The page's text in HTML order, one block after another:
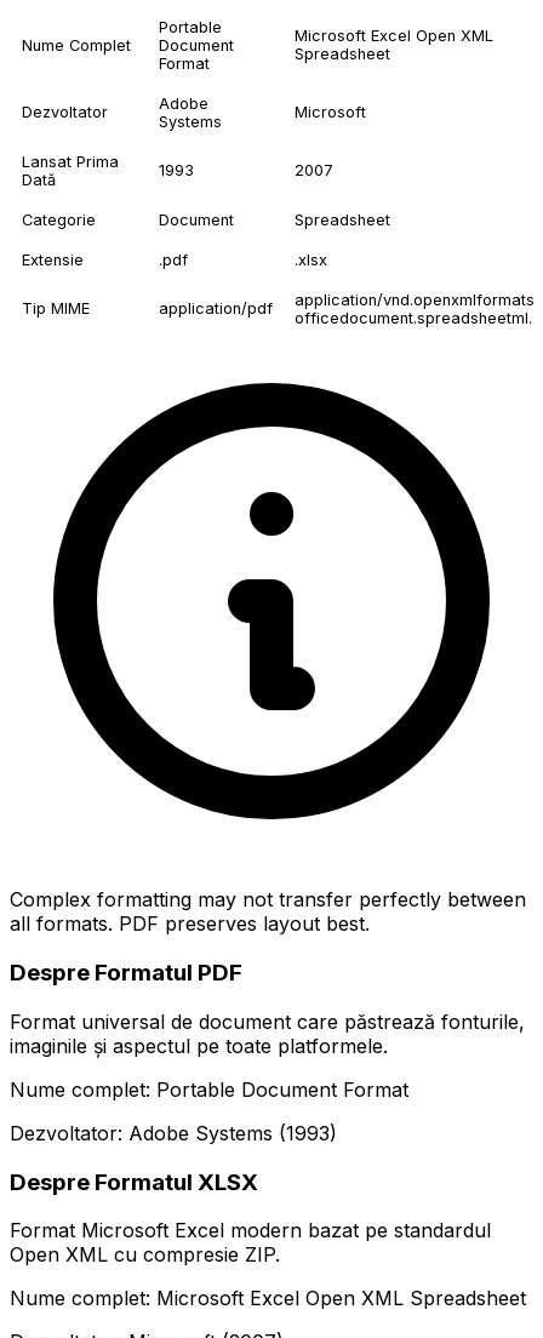
Nume Complet
Portable
Document
Format
Microsoft Excel Open XML
Spreadsheet
Dezvoltator
Adobe
Systems
Microsoft
Lansat Prima
Dată
1993 2007
Categorie Document Spreadsheet
Extensie .pdf .xlsx
Tip MIME application/pdf
application/vnd.openxmlformats-
Complex formatting may not transfer perfectly between
all formats. PDF preserves layout best.
Despre Formatul PDF
Format universal de document care păstrează fonturile,
imaginile și aspectul pe toate platformele.
Nume complet: Portable Document Format
Dezvoltator: Adobe Systems (1993)
Despre Formatul XLSX
Format Microsoft Excel modern bazat pe standardul
Open XML cu compresie ZIP.
Nume complet: Microsoft Excel Open XML Spreadsheet